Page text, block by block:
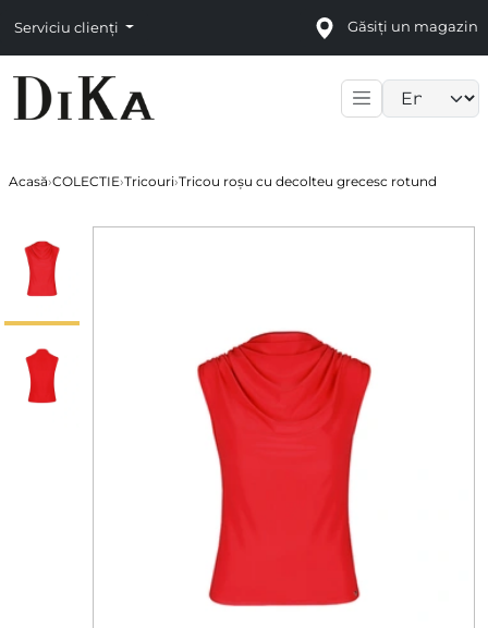
Serviciu clienți Găsiți un magazin
Acasă›COLECTIE›Tricouri›Tricou roșu cu decolteu grecesc rotund